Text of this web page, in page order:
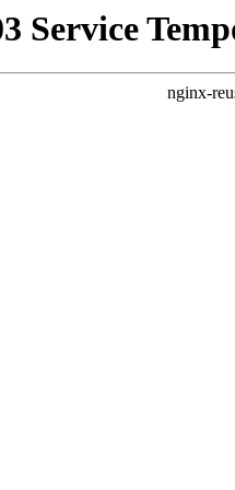
Service
nginx-